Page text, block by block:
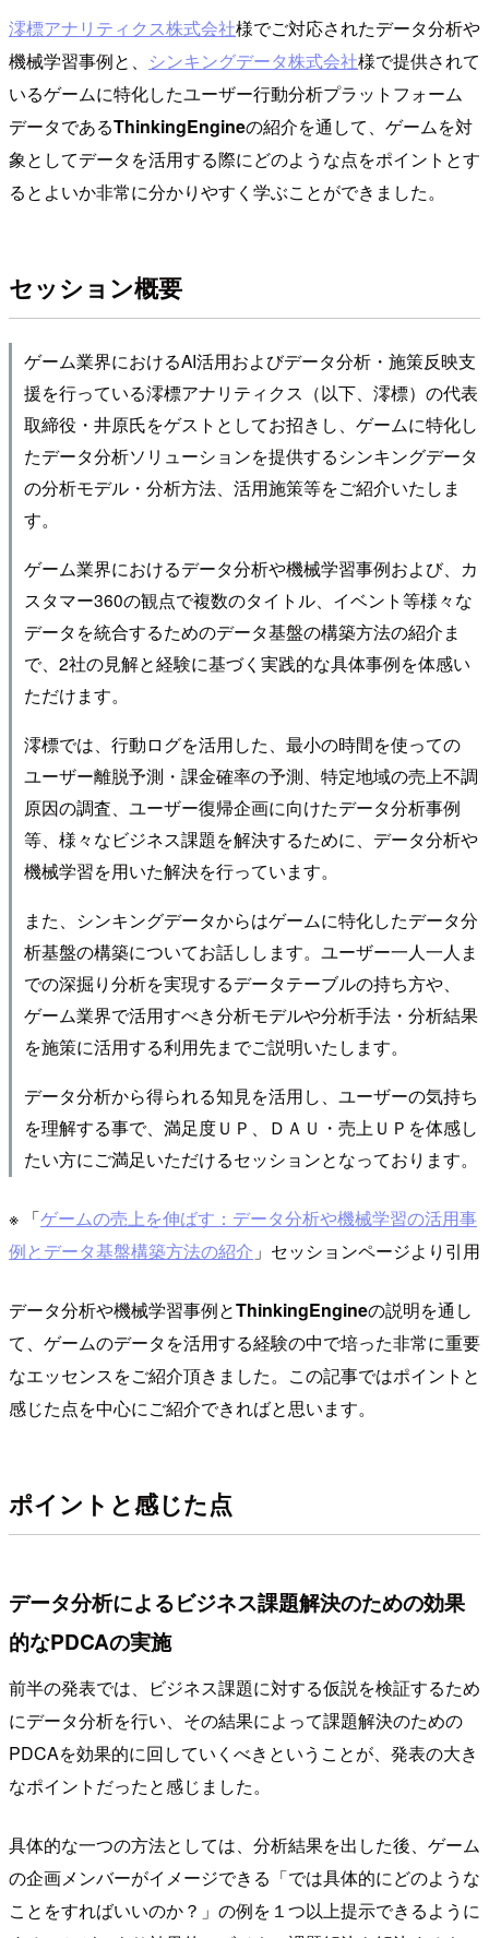
澪標アナリティクス株式会社様でご対応されたデータ分析や
機械学習事例と、 シンキングデータ株式会社様で提供されて
いるゲームに特化したユーザー行動分析プラットフォーム
データであるThinkingEngineの紹介を通して、ゲームを対
象としてデータを活用する際にどのような点をポイントとす
るとよいか非常に分かりやすく学ぶことができました。
セッション概要
ゲーム業界におけるAI活用およびデータ分析・施策反映支
援を行っている澪標アナリティクス（以下、澪標）の代表
取締役・井原氏をゲストとしてお招きし、ゲームに特化し
たデータ分析ソリューションを提供するシンキングデータ
の分析モデル・分析方法、活用施策等をご紹介いたしま
す。
ゲーム業界におけるデータ分析や機械学習事例および、カ
スタマー360の観点で複数のタイトル、イベント等様々な
データを統合するためのデータ基盤の構築方法の紹介ま
で、2社の見解と経験に基づく実践的な具体事例を体感い
ただけます。
澪標では、行動ログを活用した、最小の時間を使っての
ユーザー離脱予測・課金確率の予測、特定地域の売上不調
原因の調査、ユーザー復帰企画に向けたデータ分析事例
等、様々なビジネス課題を解決するために、データ分析や
機械学習を用いた解決を行っています。
また、シンキングデータからはゲームに特化したデータ分
析基盤の構築についてお話しします。ユーザー一人一人ま
での深掘り分析を実現するデータテーブルの持ち方や、
ゲーム業界で活用すべき分析モデルや分析手法・分析結果
を施策に活用する利用先までご説明いたします。
データ分析から得られる知見を活用し、ユーザーの気持ち
を理解する事で、満足度ＵＰ、ＤＡＵ・売上ＵＰを体感し
たい方にご満足いただけるセッションとなっております。
※ 「ゲームの売上を伸ばす：データ分析や機械学習の活用事
例とデータ基盤構築方法の紹介 」セッションページより引用
データ分析や機械学習事例とThinkingEngineの説明を通し
て、ゲームのデータを活用する経験の中で培った非常に重要
なエッセンスをご紹介頂きました。この記事ではポイントと
感じた点を中心にご紹介できればと思います。
ポイントと感じた点
データ分析によるビジネス課題解決のための効果
的なPDCAの実施
前半の発表では、ビジネス課題に対する仮説を検証するため
にデータ分析を行い、その結果によって課題解決のための
PDCAを効果的に回していくべきということが、発表の大き
なポイントだったと感じました。
具体的な一つの方法としては、分析結果を出した後、ゲーム
の企画メンバーがイメージできる「では具体的にどのような
ことをすればいいのか？」の例を１つ以上提示できるように